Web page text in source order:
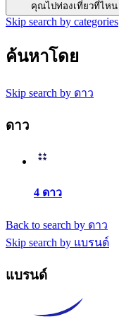
คุณไปท่องเที่ยวที่ไหน
Skip search by categories
ค้นหาโดย
Skip search by ดาว
ดาว
4 ดาว
Back to search by ดาว
Skip search by แบรนด์
แบรนด์